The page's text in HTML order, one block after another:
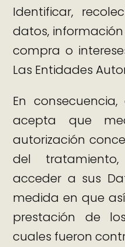
Identificar,
datos,
compra o
Las Entidades
En
acepta que
autorización
del
acceder a sus
medida en que
prestación de
cuales fueron